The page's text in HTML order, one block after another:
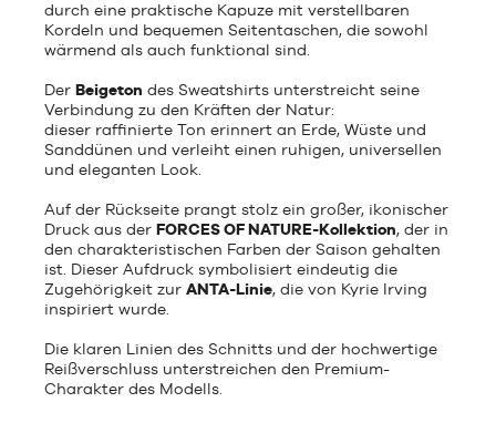
durch eine praktische Kapuze mit verstellbaren
Kordeln und bequemen Seitentaschen, die sowohl
wärmend als auch funktional sind.
Der Beigeton des Sweatshirts unterstreicht seine
Verbindung zu den Kräften der Natur:
dieser raffinierte Ton erinnert an Erde, Wüste und
Sanddünen und verleiht einen ruhigen, universellen
und eleganten Look.
Auf der Rückseite prangt stolz ein großer, ikonischer
Druck aus der FORCES OF NATURE-Kollektion, der in
den charakteristischen Farben der Saison gehalten
ist. Dieser Aufdruck symbolisiert eindeutig die
Zugehörigkeit zur ANTA-Linie, die von Kyrie Irving
inspiriert wurde.
Die klaren Linien des Schnitts und der hochwertige
Reißverschluss unterstreichen den Premium-
Charakter des Modells.